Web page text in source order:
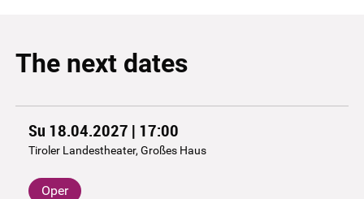
The next dates
Su 18.04.2027 | 17:00
Tiroler Landestheater, Großes Haus
Oper